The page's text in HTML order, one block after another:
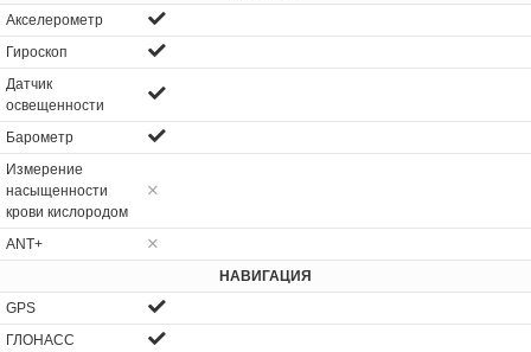
Акселерометр
Гироскоп
Датчик
освещенности
Барометр
Измерение
насыщенности
крови кислородом
ANT+
НАВИГАЦИЯ
GPS
ГЛОНАСС